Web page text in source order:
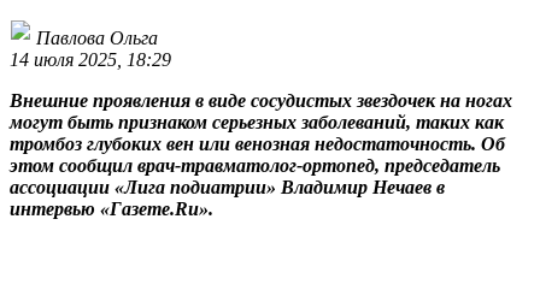
Павлова Ольга
14 июля 2025, 18:29
Внешние проявления в виде сосудистых звездочек на ногах
могут быть признаком серьезных заболеваний, таких как
тромбоз глубоких вен или венозная недостаточность. Об
этом сообщил врач-травматолог-ортопед, председатель
ассоциации «Лига подиатрии» Владимир Нечаев в
интервью «Газете.Ru».